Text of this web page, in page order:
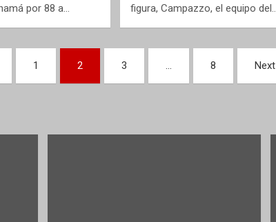
por 88 a…
figura, Campazzo, el equipo del…
1 2 3 8 Next